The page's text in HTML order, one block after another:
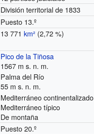
División territorial de 1833
Puesto 13.º
13 771km² (2,72 %)
Pico de la Tiñosa
1567 m s. n. m.
Palma del Río
55 m s. n. m.
Mediterráneo continentalizado
Mediterráneo típico
De montaña
Puesto 20.º